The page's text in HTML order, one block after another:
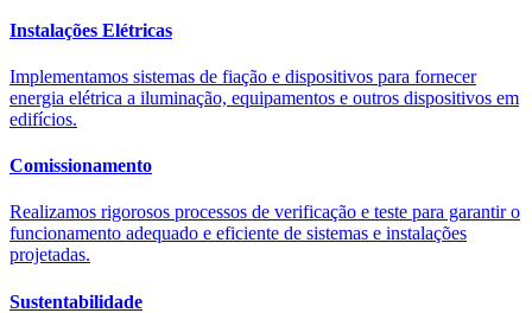
Instalações Elétricas
Implementamos sistemas de fiação e dispositivos para fornecer
energia elétrica a iluminação, equipamentos e outros dispositivos em
edifícios.
Comissionamento
Realizamos rigorosos processos de verificação e teste para garantir o
funcionamento adequado e eficiente de sistemas e instalações
projetadas.
Sustentabilidade